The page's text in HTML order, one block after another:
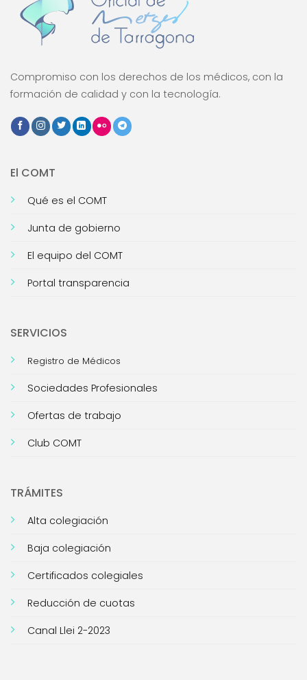
Compromiso con los derechos de los médicos, con la
formación de calidad y con la tecnología.
El COMT
Qué es el COMT
Junta de gobierno
El equipo del COMT
Portal transparencia
SERVICIOS
Registro de Médicos
Sociedades Profesionales
Ofertas de trabajo
Club COMT
TRÁMITES
Alta colegiación
Baja colegiación
Certificados colegiales
Reducción de cuotas
Canal Llei 2-2023